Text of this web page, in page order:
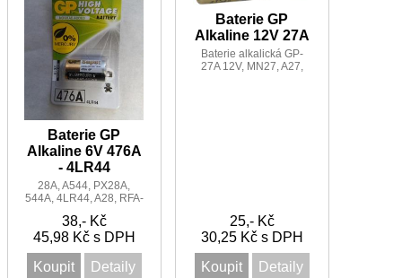
Baterie GP
Alkaline 6V 476A
- 4LR44
28A, A544, PX28A,
544A, 4LR44, A28, RFA-
7H34, 4NZ13,
V4034PX, 4034PX,
PX28AB, 1414A
38,- Kč
45,98 Kč s DPH
Koupit
Detaily
Baterie GP
Alkaline 12V 27A
Baterie alkalická GP-
27A 12V, MN27, A27,
25,- Kč
30,25 Kč s DPH
Koupit
Detaily